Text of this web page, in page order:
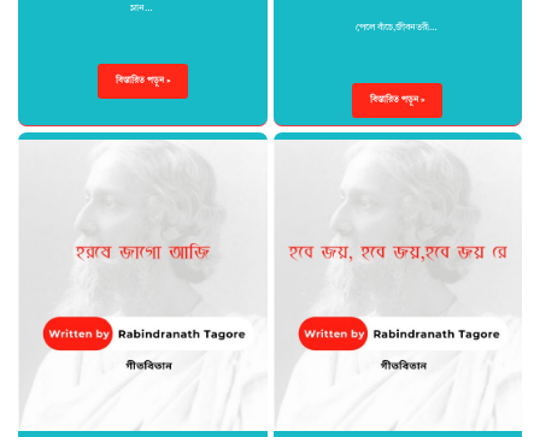
ম্লান…
বিস্তারিত পড়ুন »
পেলে বাঁচে,জীবনতরী…
বিস্তারিত পড়ুন »